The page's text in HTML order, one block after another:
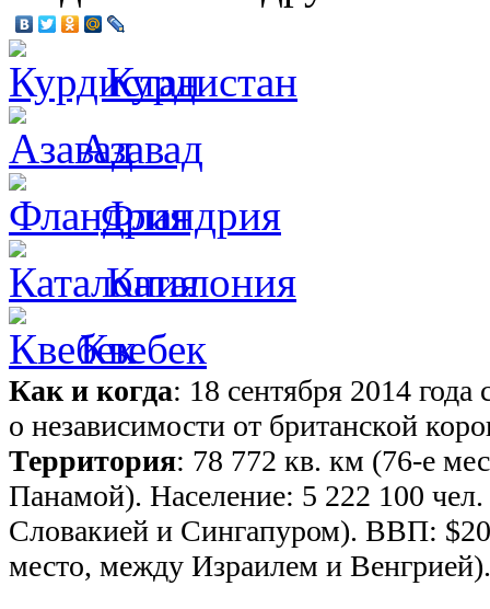
Курдистан
Азавад
Фландрия
Каталония
Квебек
Как и когда: 18 сентября 2014
о независимости от британской
Территория: 78 772 кв. км (76-е
Панамой). Население: 5 222 100
Словакией и Сингапуром). ВВП:
место, между Израилем и Венгрией).